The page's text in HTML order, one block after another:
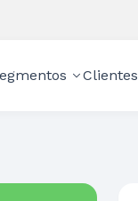
Clientes